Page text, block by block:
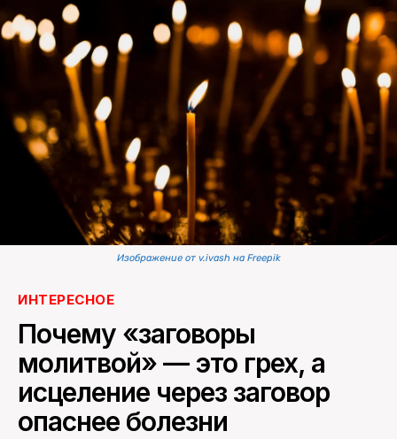
Все материалы 7инфо
ПОИСК ПО САЙТУ
Изображение от v.ivash на Freepik
ИНТЕРЕСНОЕ
Почему «заговоры
молитвой» — это грех, а
исцеление через заговор
опаснее болезни